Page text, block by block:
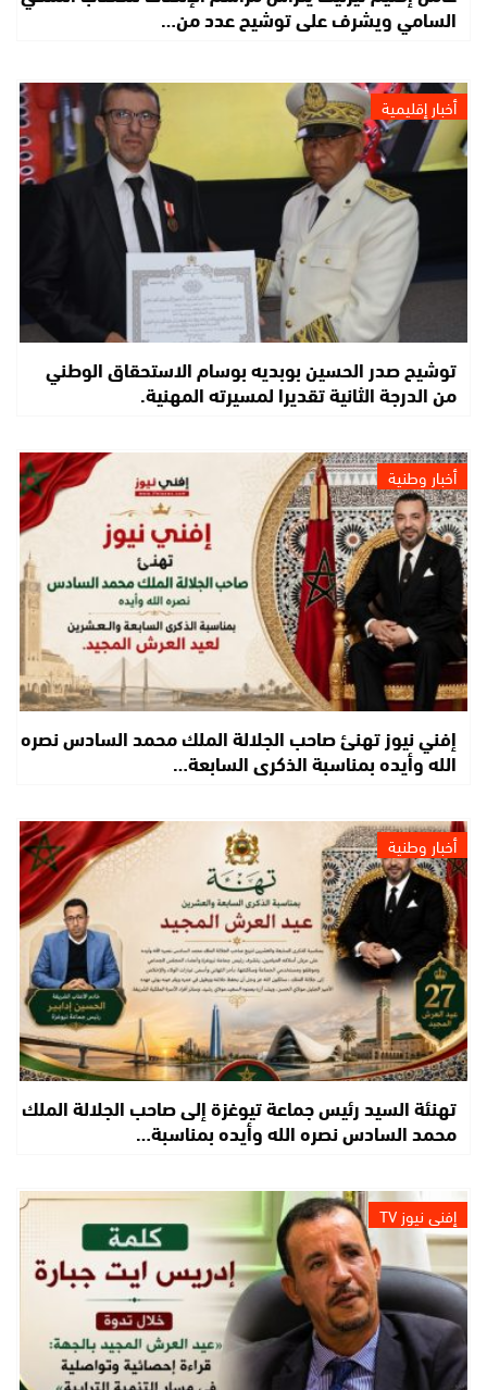
السامي ويشرف على توشيح عدد من…
أخبار إقليمية
توشيح صدر الحسين بوبديه بوسام الاستحقاق الوطني
من الدرجة الثانية تقديرا لمسيرته المهنية.
أخبار وطنية
إفني نيوز تهنئ صاحب الجلالة الملك محمد السادس نصره
الله وأيده بمناسبة الذكرى السابعة…
أخبار وطنية
تهنئة السيد رئيس جماعة تيوغزة إلى صاحب الجلالة الملك
محمد السادس نصره الله وأيده بمناسبة…
إفني نيوز TV